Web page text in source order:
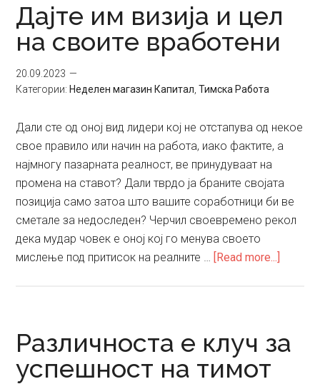
ги
искоординирате
Дајте им визија и цел
на своите вработени
20.09.2023
Категории: Неделен магазин Капитал ,Тимска Работа
Дали сте од оној вид лидери кој не отстапува од некое
свое правило или начин на работа, иако фактите, а
најмногу пазарната реалност, ве принудуваат на
промена на ставот? Дали тврдо ја браните својата
позиција само затоа што вашите соработници би ве
сметале за недоследен? Черчил своевремено рекол
дека мудар човек е оној кој го менува своето
мислење под притисок на реалните … [Read more...]
цел
Различноста е клуч за
успешност на тимот